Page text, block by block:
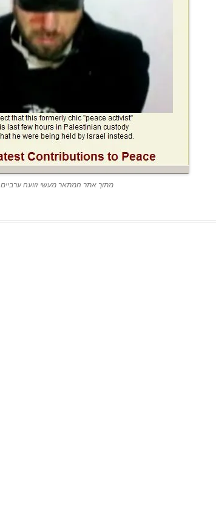
מתוך אתר המתאר מעשי זוועה ערביים